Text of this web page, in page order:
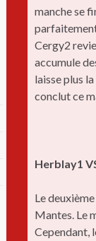
manche se
Cergy2
accumule
laisse plus
conclut ce
Herblay1
Le
Mantes. Le
Cependant,